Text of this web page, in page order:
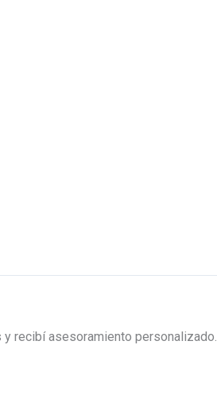
recibí asesoramiento personalizado.